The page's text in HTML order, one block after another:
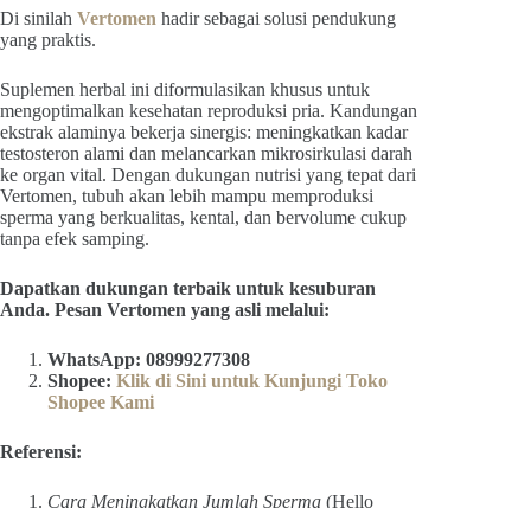
Di sinilah Vertomen hadir sebagai solusi pendukung
yang praktis.
Suplemen herbal ini diformulasikan khusus untuk
mengoptimalkan kesehatan reproduksi pria. Kandungan
ekstrak alaminya bekerja sinergis: meningkatkan kadar
testosteron alami dan melancarkan mikrosirkulasi darah
ke organ vital. Dengan dukungan nutrisi yang tepat dari
Vertomen, tubuh akan lebih mampu memproduksi
sperma yang berkualitas, kental, dan bervolume cukup
tanpa efek samping.
Dapatkan dukungan terbaik untuk kesuburan
Anda. Pesan Vertomen yang asli melalui:
WhatsApp: 08999277308
Shopee: Klik di Sini untuk Kunjungi Toko
Shopee Kami
Referensi:
Cara Meningkatkan Jumlah Sperma (Hello